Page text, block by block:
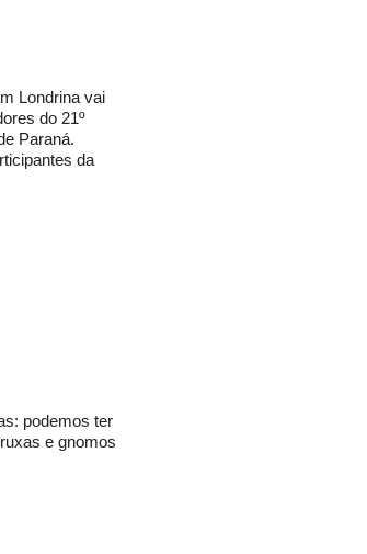
Londrina vai
do 21º
Paraná.
da
podemos ter
e gnomos